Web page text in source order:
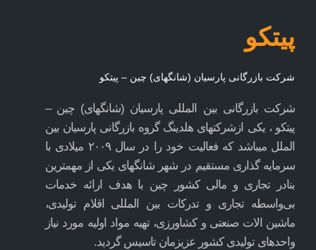
پیتکو
شرکت بازرگانی پارسیان (شانگهای) چین – پیتکو
شرکت بازرگانی بین المللی پارسیان (شانگهای) چین –
پیتکو ، یکی ازشرکتهای هلدینگ گروه بازرگانی پارسیان بین
الملل میباشد که فعالیت خود را در سال ۲۰۰۹ میلادی با
سرمایه گذاری مستقیم در شهر شانگهای یکی از مهمترین
بنادر تجاری و مالی کشور چین با هدف ارائه خدمات
بی‌واسطه تجاری و تدرکات بین المللی اقلام تولیدی،
ماشین الات صنعتی و کشاورزی، تهیه مواد اولیه مورد نیاز
واحدهای تولیدی کشور عزیزمان تاسیس گردید.